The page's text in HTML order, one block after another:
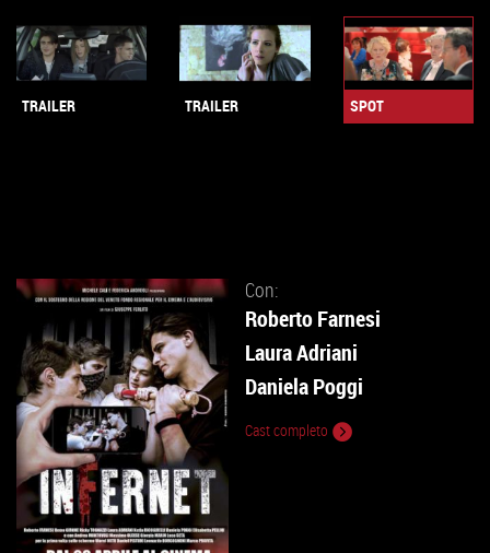
TRAILER TRAILER SPOT
Con:
Roberto Farnesi
Laura Adriani
Daniela Poggi
Cast completo